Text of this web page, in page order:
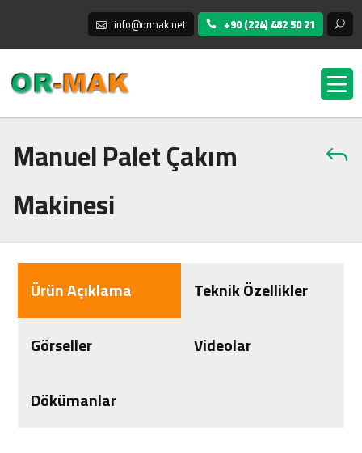
info@ormak.net +90 (224) 482 50 21
Manuel Palet Çakım
Makinesi
Ürün Açıklama
Teknik Özellikler
Görseller
Videolar
Dökümanlar